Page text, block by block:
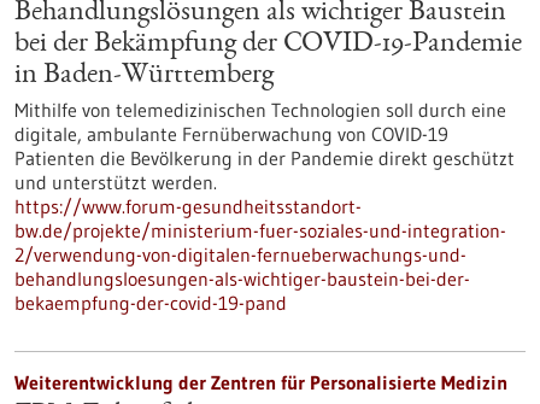
Behandlungslösungen als wichtiger Baustein
bei der Bekämpfung der COVID-19-Pandemie
in Baden-Württemberg
Mithilfe von telemedizinischen Technologien soll durch eine
digitale, ambulante Fernüberwachung von COVID-19
Patienten die Bevölkerung in der Pandemie direkt geschützt
und unterstützt werden.
https://www.forum-gesundheitsstandort-
bw.de/projekte/ministerium-fuer-soziales-und-integration-
2/verwendung-von-digitalen-fernueberwachungs-und-
behandlungsloesungen-als-wichtiger-baustein-bei-der-
bekaempfung-der-covid-19-pand
Weiterentwicklung der Zentren für Personalisierte Medizin